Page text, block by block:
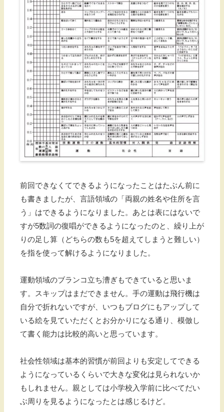
前回できなくてできるようになったことはたぶん前に
も書きましたが、言語領域の「両親の姓名や住所を言
う」はできるようになりました。あとは表にはないで
すが5数詞の復唱ができるようになったのと、繰り上が
りの足し算（どちらの数も5を超えてしまうと難しい）
を指を使って解けるようになりました。
運動領域のブランコ立ち漕ぎもできていると思いま
す。スキップはまだできません。手の運動は飛行機は
自分で折れないですが、いつもブログにもアップして
いる絵を見ていただくとお分かりになる通り、模倣し
て書く能力は比較的高いと思っています。
社会性領域は基本的習慣が前回よりも安定してできる
ようになっているくらいで大きな変化は見られないか
もしれません。親としては小学校入学前に比べてだい
ぶ周りを見るようになったとは感じるけど。